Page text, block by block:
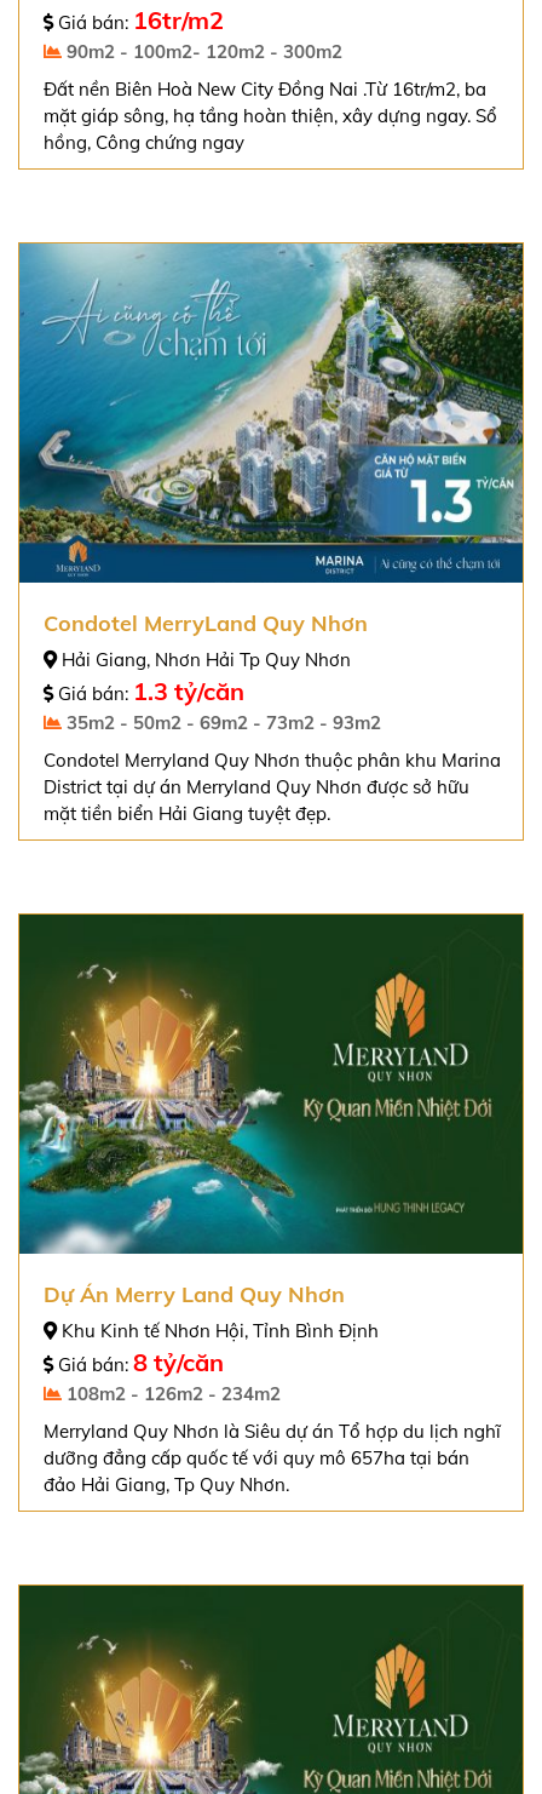
Giá bán: 16tr/m2
90m2 - 100m2- 120m2 - 300m2
Đất nền Biên Hoà New City Đồng Nai .Từ 16tr/m2, ba
mặt giáp sông, hạ tầng hoàn thiện, xây dựng ngay. Sổ
hồng, Công chứng ngay
Condotel MerryLand Quy Nhơn
Hải Giang, Nhơn Hải Tp Quy Nhơn
Giá bán: 1.3 tỷ/căn
35m2 - 50m2 - 69m2 - 73m2 - 93m2
Condotel Merryland Quy Nhơn thuộc phân khu Marina
District tại dự án Merryland Quy Nhơn được sở hữu
mặt tiền biển Hải Giang tuyệt đẹp.
Dự Án Merry Land Quy Nhơn
Khu Kinh tế Nhơn Hội, Tỉnh Bình Định
Giá bán: 8 tỷ/căn
108m2 - 126m2 - 234m2
Merryland Quy Nhơn là Siêu dự án Tổ hợp du lịch nghĩ
dưỡng đẳng cấp quốc tế với quy mô 657ha tại bán
đảo Hải Giang, Tp Quy Nhơn.